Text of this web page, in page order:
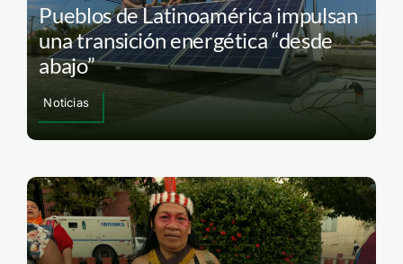
Pueblos de Latinoamérica impulsan
una transición energética “desde
abajo”
Noticias